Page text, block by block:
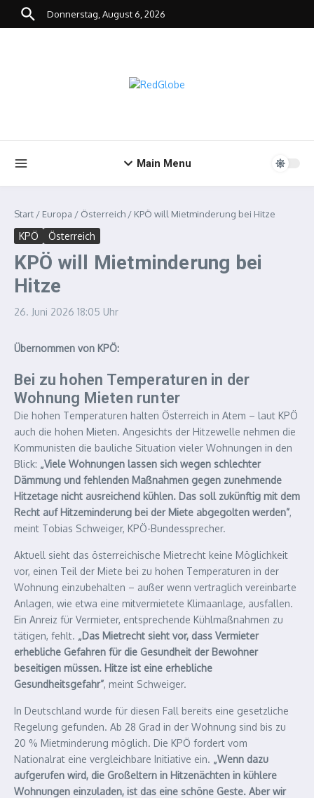
Zum Inhalt springen
Donnerstag, August 6, 2026
Main Menu
Start / Europa / Österreich / KPÖ will Mietminderung bei Hitze
KPÖ Österreich
KPÖ will Mietminderung bei
Hitze
26. Juni 2026 18:05 Uhr
Übernommen von KPÖ:
Bei zu hohen Temperaturen in der
Wohnung Mieten runter
Die hohen Temperaturen halten Österreich in Atem – laut KPÖ
auch die hohen Mieten. Angesichts der Hitzewelle nehmen die
Kommunisten die bauliche Situation vieler Wohnungen in den
Blick: „Viele Wohnungen lassen sich wegen schlechter
Dämmung und fehlenden Maßnahmen gegen zunehmende
Hitzetage nicht ausreichend kühlen. Das soll zukünftig mit dem
Recht auf Hitzeminderung bei der Miete abgegolten werden”,
meint Tobias Schweiger, KPÖ-Bundessprecher.
Aktuell sieht das österreichische Mietrecht keine Möglichkeit
vor, einen Teil der Miete bei zu hohen Temperaturen in der
Wohnung einzubehalten – außer wenn vertraglich vereinbarte
Anlagen, wie etwa eine mitvermietete Klimaanlage, ausfallen.
Ein Anreiz für Vermieter, entsprechende Kühlmaßnahmen zu
tätigen, fehlt. „Das Mietrecht sieht vor, dass Vermieter
erhebliche Gefahren für die Gesundheit der Bewohner
beseitigen müssen. Hitze ist eine erhebliche
Gesundheitsgefahr”, meint Schweiger.
In Deutschland wurde für diesen Fall bereits eine gesetzliche
Regelung gefunden. Ab 28 Grad in der Wohnung sind bis zu
20 % Mietminderung möglich. Die KPÖ fordert vom
Nationalrat eine vergleichbare Initiative ein. „Wenn dazu
aufgerufen wird, die Großeltern in Hitzenächten in kühlere
Wohnungen einzuladen, ist das eine schöne Geste. Aber wir